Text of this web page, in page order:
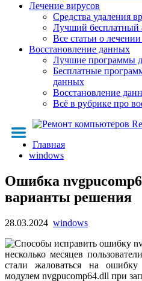
Лечение вирусов
Средства удаления
Лучший бесплатный
Все статьи о
Восстановление данных
Лучшие программы
Бесплатные
данных
Восстановление
Всё в рубрике про
Главная
windows
Ошибка
варианты решения
28.03.2024 windows
несколько месяцев
стали жаловаться на
модулем nvgpucomp64.dll при